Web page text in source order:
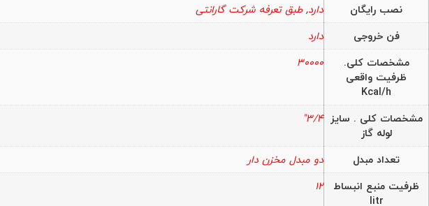
نصب رایگان دارد,طبق تعرفه شرکت گارانتی
فن خروجی
دارد
مشخصات کلی.
ظرفیت واقعی
Kcal/h
30000
مشخصات کلی . سایز
لوله گاز
3/4"
تعداد مبدل
دو مبدل مخزن دار
ظرفیت منبع انبساط
litr
12